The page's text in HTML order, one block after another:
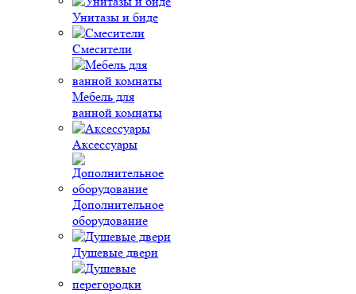
Унитазы и биде
Смесители
Мебель для
ванной комнаты
Аксессуары
Дополнительное
оборудование
Душевые двери